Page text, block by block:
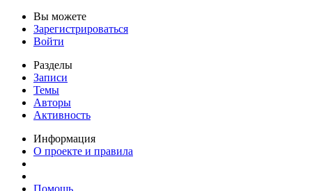
Вы можете
Зарегистрироваться
Войти
Разделы
Записи
Темы
Авторы
Активность
Информация
О проекте и правила